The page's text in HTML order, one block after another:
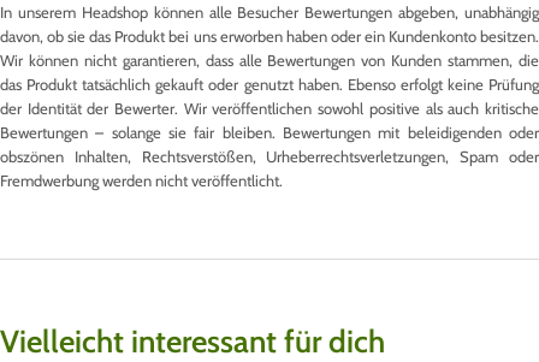
In unserem Headshop können alle Besucher Bewertungen abgeben, unabhängig
davon, ob sie das Produkt bei uns erworben haben oder ein Kundenkonto besitzen.
Wir können nicht garantieren, dass alle Bewertungen von Kunden stammen, die
das Produkt tatsächlich gekauft oder genutzt haben. Ebenso erfolgt keine Prüfung
der Identität der Bewerter. Wir veröffentlichen sowohl positive als auch kritische
Bewertungen – solange sie fair bleiben. Bewertungen mit beleidigenden oder
obszönen Inhalten, Rechtsverstößen, Urheberrechtsverletzungen, Spam oder
Fremdwerbung werden nicht veröffentlicht.
Vielleicht interessant für dich